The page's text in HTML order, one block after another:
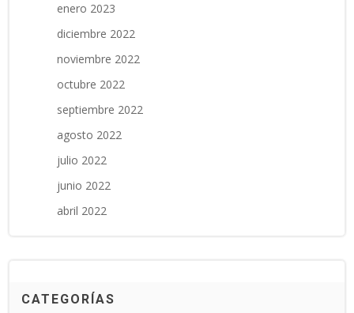
enero 2023
diciembre 2022
noviembre 2022
octubre 2022
septiembre 2022
agosto 2022
julio 2022
junio 2022
abril 2022
CATEGORÍAS